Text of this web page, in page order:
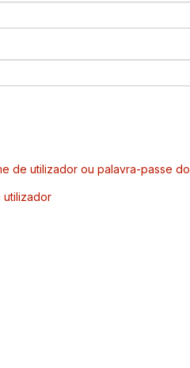
de utilizador ou palavra-passe
utilizador